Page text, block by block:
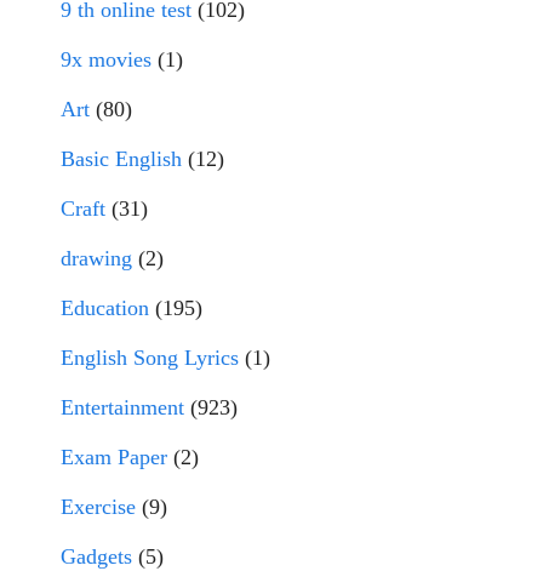
9 th online test (102)
9x movies (1)
Art (80)
Basic English (12)
Craft (31)
drawing (2)
Education (195)
English Song Lyrics (1)
Entertainment (923)
Exam Paper (2)
Exercise (9)
Gadgets (5)